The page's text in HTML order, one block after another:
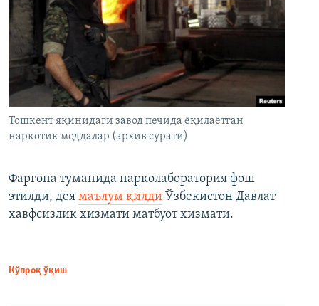
Тошкент яқинидаги завод печида ёқилаётган
наркотик моддалар (архив сурати)
Фарғона туманида нарколаборатория фош
этилди, дея маълум қилди Ўзбекистон Давлат
хавфсизлик хизмати матбуот хизмати.
Кўпроқ ўқиш